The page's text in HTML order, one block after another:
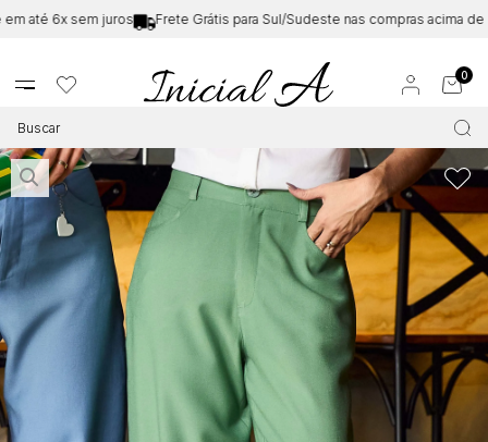
até 6x sem juros Frete Grátis para Sul/Sudeste nas compras acima de
0